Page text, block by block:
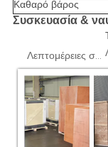
Καθαρό βάρος
Συσκευασία &
Λεπτομέρειες συσκευασίας